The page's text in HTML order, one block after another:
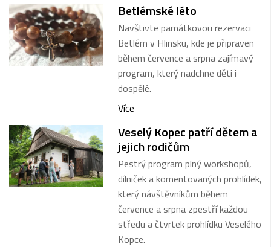
Betlémské léto
Navštivte památkovou rezervaci
Betlém v Hlinsku, kde je připraven
během července a srpna zajímavý
program, který nadchne děti i
dospělé.
Více
Veselý Kopec patří dětem a
jejich rodičům
Pestrý program plný workshopů,
dílniček a komentovaných prohlídek,
který návštěvníkům během
července a srpna zpestří každou
středu a čtvrtek prohlídku Veselého
Kopce.